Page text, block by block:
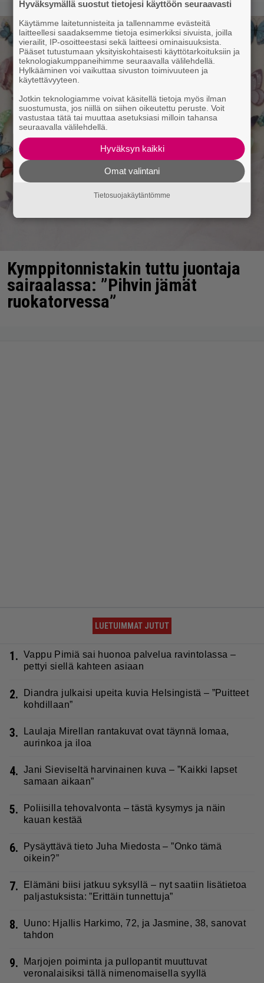
Kymppitonnistakin tuttu juontaja
sairaalassa: ”Pihvin jämät
ruokatorvessa”
LUETUIMMAT JUTUT
1. Vappu Pimiä sai huonoa palvelua ravintolassa –
pettyi siellä kahteen asiaan
2.
Diandra julkaisi upeita kuvia Helsingistä – ”Puitteet
kohdillaan”
3.
Laulaja Mirellan rantakuvat ovat täynnä lomaa,
aurinkoa ja iloa
4. Jani Sieviseltä harvinainen kuva – ”Kaikki lapset
samaan aikaan”
5.
Poliisilla tehovalvonta – tästä kysymys ja näin
kauan kestää
6.
Pysäyttävä tieto Juha Miedosta – ”Onko tämä
oikein?”
7.
Elämäni biisi jatkuu syksyllä – nyt saatiin lisätietoa
paljastuksista: ”Erittäin tunnettuja”
8.
Uuno: Hjallis Harkimo, 72, ja Jasmine, 38, sanovat
tahdon
9.
Marjojen poiminta ja pullopantit muuttuvat
veronalaisiksi tällä nimenomaisella syyllä
Hyväksymällä suostut tietojesi käyttöön seuraavasti
Käytämme laitetunnisteita ja tallennamme evästeitä
laitteellesi saadaksemme tietoja esimerkiksi sivuista, joilla
vierailit, IP-osoitteestasi sekä laitteesi ominaisuuksista.
Pääset tutustumaan yksityiskohtaisesti käyttötarkoituksiin ja
teknologiakumppaneihimme seuraavalla välilehdellä.
Hylkääminen voi vaikuttaa sivuston toimivuuteen ja
käytettävyyteen.
Jotkin teknologiamme voivat käsitellä tietoja myös ilman
suostumusta, jos niillä on siihen oikeutettu peruste. Voit
vastustaa tätä tai muuttaa asetuksiasi milloin tahansa
seuraavalla välilehdellä.
Hyväksyn kaikki
Omat valintani
Tietosuojakäytäntömme